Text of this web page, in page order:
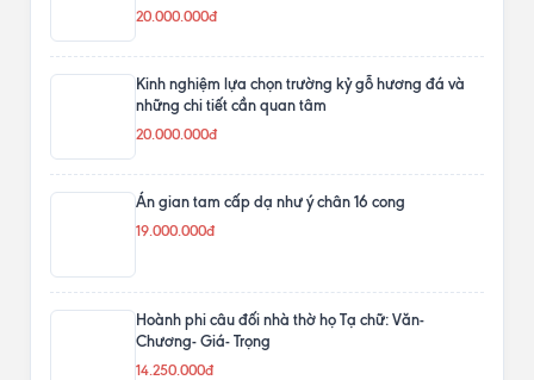
20.000.000đ
Kinh nghiệm lựa chọn trường kỷ gỗ hương đá và
những chi tiết cần quan tâm
20.000.000đ
Án gian tam cấp dạ như ý chân 16 cong
19.000.000đ
Hoành phi câu đối nhà thờ họ Tạ chữ: Văn-
Chương- Giá- Trọng
14.250.000đ